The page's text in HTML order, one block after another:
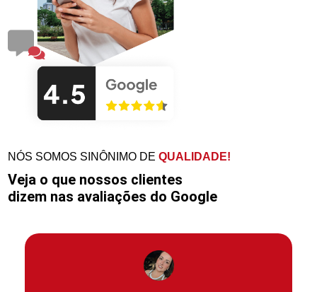
NÓS SOMOS SINÔNIMO DEQUALIDADE!
Veja o que nossos clientes
dizem nas avaliações do Google